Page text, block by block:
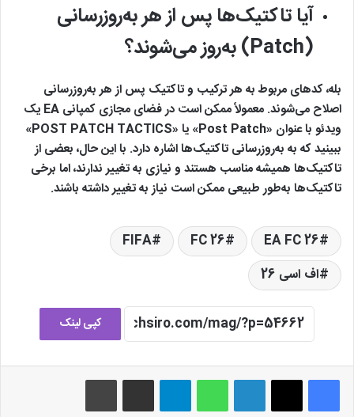
آیا تاکتیک‌ها پس از هر به‌روزرسانی
(Patch) به‌روز می‌شوند؟
بله، کدهای مربوط به هر ترکیب و تاکتیک پس از هر به‌روزرسانی
اصلاح می‌شوند. معمولاً ممکن است در فضای مجازی کمپانی EA یک
ویدئو با عنوان «Post Patch» یا «POST PATCH TACTICS»
ببینید که به به‌روزرسانی تاکتیک‌ها اشاره دارد. با این حال، بعضی از
تاکتیک‌ها همیشه مناسب هستند و نیازی به تغییر ندارند، اما برخی
تاکتیک‌ها به‌طور طبیعی ممکن است نیاز به تغییر داشته باشند.
EA FC 26
FC 26
FIFA
اف اسی 26
کپی لینک
لینکدین واتس آپ تلگرام اشتراک گذاری از طریق ایمیل